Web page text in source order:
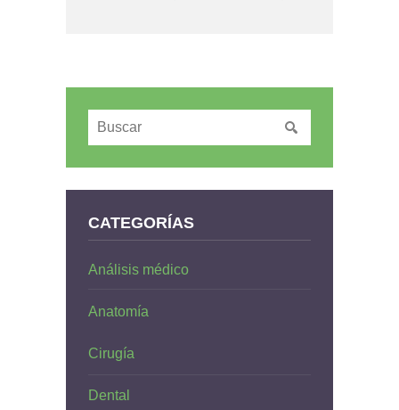
CATEGORÍAS
Análisis médico
Anatomía
Cirugía
Dental